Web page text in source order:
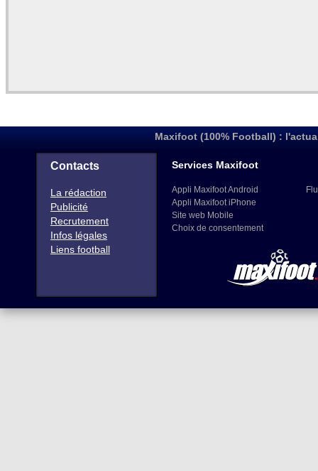
Maxifoot (100% Football) :
Contacts
La rédaction
Publicité
Recrutement
Infos légales
Liens football
Services Maxifoot
Appli Maxifoot Android
Appli Maxifoot iPhone
Site web Mobile
Choix de consentement